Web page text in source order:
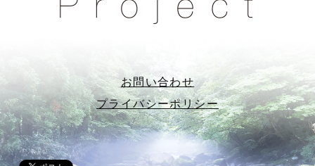
お問い合わせ
プライバシーポリシー